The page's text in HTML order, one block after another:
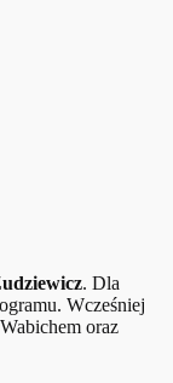
. Dla
Wcześniej
oraz